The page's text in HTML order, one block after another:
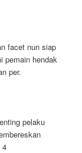
facet nun siap
pemain hendak
per.
pelaku
4